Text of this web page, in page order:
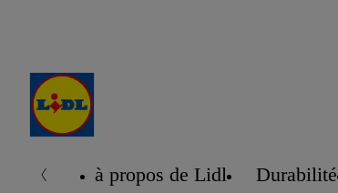
à propos de Lidl Durabilité